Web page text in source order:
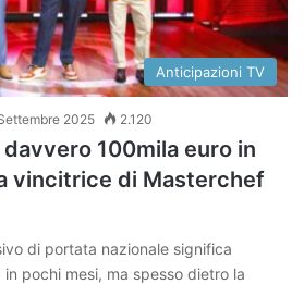
Anticipazioni TV
2025 2.120
100mila euro in
vincitrice di Masterchef
di portata nazionale significa
pochi mesi, ma spesso dietro la